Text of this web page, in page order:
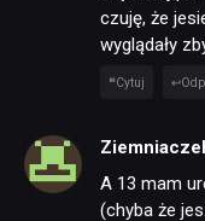
czuję, że
wyglądały
Cytuj
A 13 mam
(chyba że